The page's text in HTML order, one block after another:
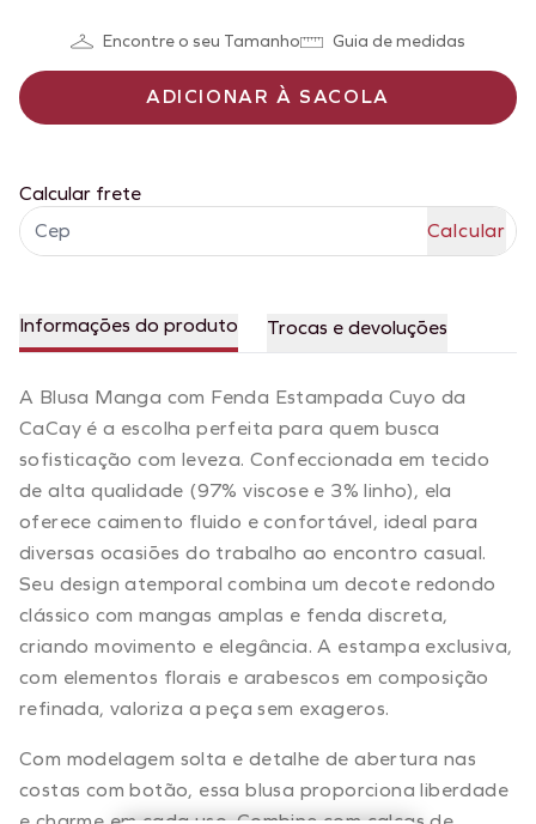
Encontre o seu Tamanho Guia de medidas
ADICIONAR À SACOLA
Calcular frete
Informações do produto Trocas e devoluções
A Blusa Manga com Fenda Estampada Cuyo da
CaCay é a escolha perfeita para quem busca
sofisticação com leveza. Confeccionada em tecido
de alta qualidade (97% viscose e 3% linho), ela
oferece caimento fluido e confortável, ideal para
diversas ocasiões do trabalho ao encontro casual.
Seu design atemporal combina um decote redondo
clássico com mangas amplas e fenda discreta,
criando movimento e elegância. A estampa exclusiva,
com elementos florais e arabescos em composição
refinada, valoriza a peça sem exageros.
Com modelagem solta e detalhe de abertura nas
costas com botão, essa blusa proporciona liberdade